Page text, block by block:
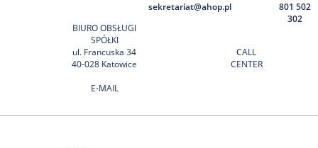
BIURO OBSŁUGI
SPÓŁKI
ul. Francuska 34
40-028 Katowice
E-MAIL
sekretariat@ahop.pl
CALL
CENTER
801 502
302